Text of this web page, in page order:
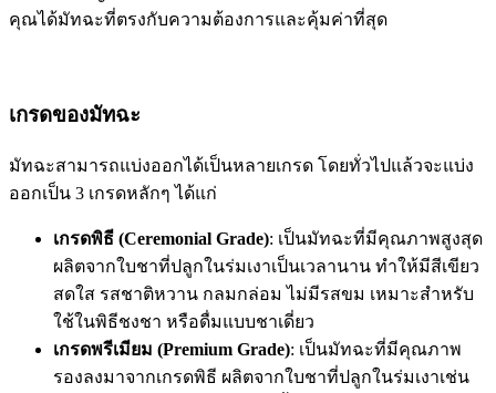
คุณได้มัทฉะที่ตรงกับความต้องการและคุ้มค่าที่สุด
เกรดของมัทฉะ
มัทฉะสามารถแบ่งออกได้เป็นหลายเกรด โดยทั่วไปแล้วจะแบ่ง
ออกเป็น 3 เกรดหลักๆ ได้แก่
เกรดพิธี (Ceremonial Grade): เป็นมัทฉะที่มีคุณภาพสูงสุด
ผลิตจากใบชาที่ปลูกในร่มเงาเป็นเวลานาน ทำให้มีสีเขียว
สดใส รสชาติหวาน กลมกล่อม ไม่มีรสขม เหมาะสำหรับ
ใช้ในพิธีชงชา หรือดื่มแบบชาเดี่ยว
เกรดพรีเมียม (Premium Grade): เป็นมัทฉะที่มีคุณภาพ
รองลงมาจากเกรดพิธี ผลิตจากใบชาที่ปลูกในร่มเงาเช่น